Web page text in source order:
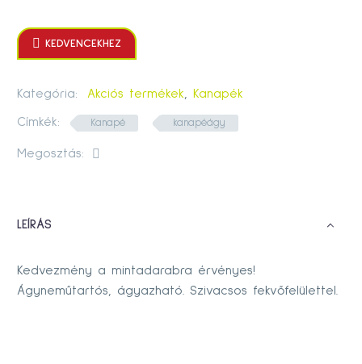
 KEDVENCEKHEZ
Kategória: Akciós termékek, Kanapék
Címkék: Kanapé kanapéágy
Megosztás:
LEÍRÁS
Kedvezmény a mintadarabra érvényes!
Ágyneműtartós, ágyazható. Szivacsos fekvőfelülettel.